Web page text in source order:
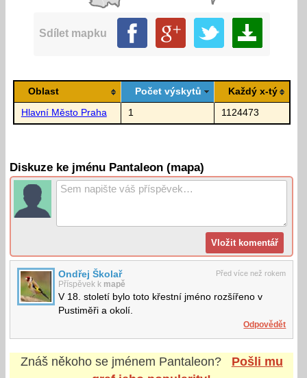
Sdílet mapku
Oblast Počet výskytů Každý x-tý
Hlavní Město Praha 1 1124473
Diskuze ke jménu Pantaleon (mapa)
Před více než rokem
Ondřej Školař
Příspěvek k mapě
V 18. století bylo toto křestní jméno rozšířeno v
Pustiměři a okolí.
Odpovědět
Znáš někoho se jménem Pantaleon?
Pošli mu